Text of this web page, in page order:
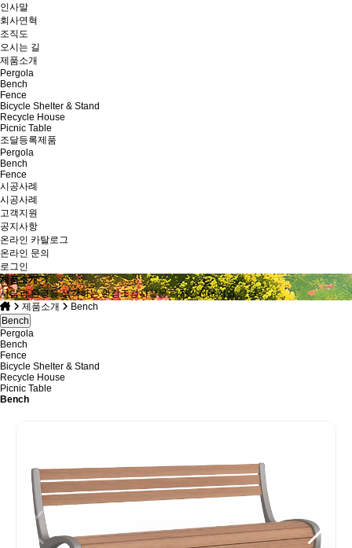
인사말
회사연혁
조직도
오시는 길
제품소개
Pergola
Bench
Fence
Bicycle Shelter & Stand
Recycle House
Picnic Table
조달등록제품
Pergola
Bench
Fence
시공사례
시공사례
고객지원
공지사항
온라인 카탈로그
온라인 문의
로그인
제품소개
사람과 환경을 생각하는 환경조경시설물 디자인전문기업
제품소개
Bench
Bench
Pergola
Bench
Fence
Bicycle Shelter & Stand
Recycle House
Picnic Table
Bench